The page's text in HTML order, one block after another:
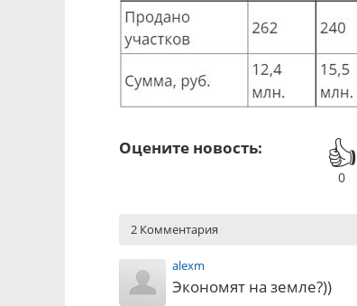
Оцените новость: 👍
0
2 Комментария
alexm
Экономят на земле?))